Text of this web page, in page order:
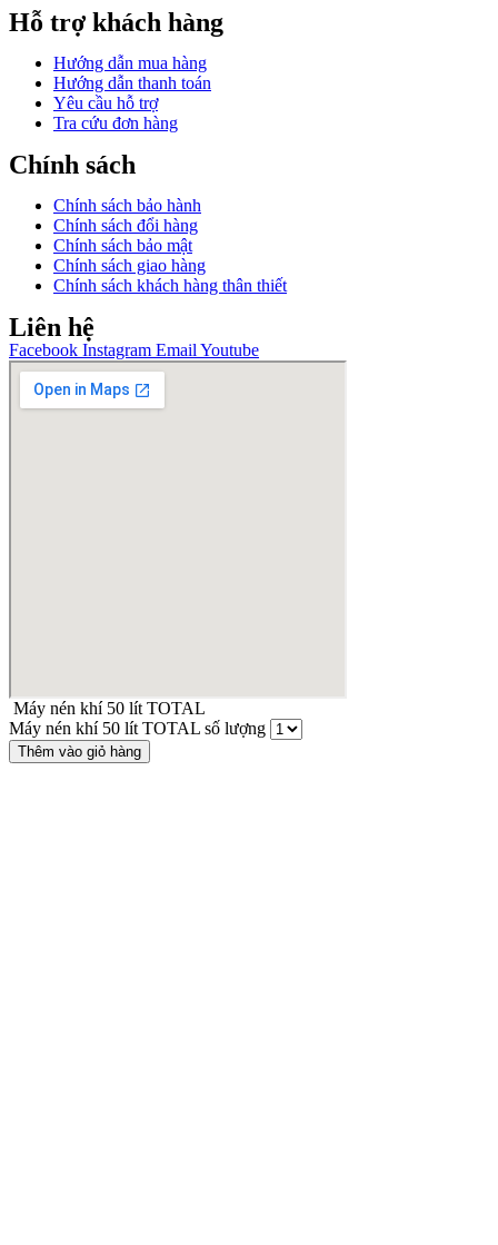
Hỗ trợ khách hàng
Hướng dẫn mua hàng
Hướng dẫn thanh toán
Yêu cầu hỗ trợ
Tra cứu đơn hàng
Chính sách
Chính sách bảo hành
Chính sách đổi hàng
Chính sách bảo mật
Chính sách giao hàng
Chính sách khách hàng thân thiết
Liên hệ
Facebook Instagram Email Youtube
Máy nén khí 50 lít TOTAL
Máy nén khí 50 lít TOTAL số lượng
Thêm vào giỏ hàng